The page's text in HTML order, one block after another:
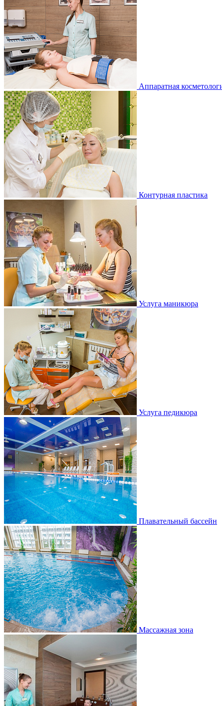
Аппаратная
Контурная пластика
Услуга маникюра
Услуга педикюра
Плавательный бассейн
Массажная зона